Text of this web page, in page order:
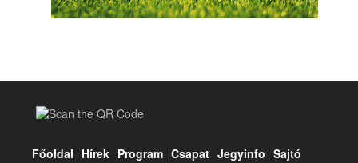
Főoldal Hírek Program Csapat Jegyinfo Sajtó